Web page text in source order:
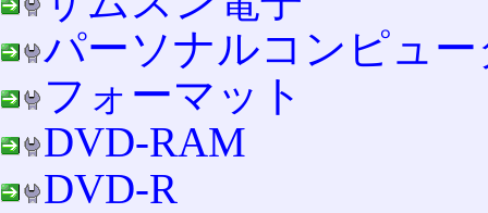
パーソナルコンピュー
フォーマット
DVD-RAM
DVD-R